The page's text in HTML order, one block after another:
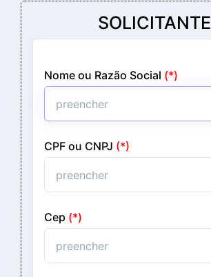
SOLICITANTE
Nome ou Razão Social (*)
CPF ou CNPJ (*)
Cep (*)